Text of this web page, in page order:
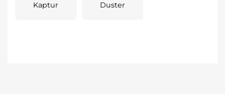
Kaptur Duster